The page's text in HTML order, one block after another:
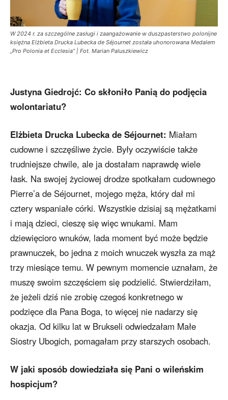
W 2024 r. za szczególne zasługi i zaangażowanie w duszpasterstwo polonijne
księżna Elżbieta Drucka Lubecka de Séjournet została uhonorowana Medalem
„Pro Polonia et Ecclesia” | Fot. Marian Paluszkiewicz
Justyna Giedrojć: Co skłoniło Panią do podjęcia
wolontariatu?
Elżbieta Drucka Lubecka de Séjournet: Miałam
cudowne i szczęśliwe życie. Były oczywiście także
trudniejsze chwile, ale ja dostałam naprawdę wiele
łask. Na swojej życiowej drodze spotkałam cudownego
Pierre’a de Séjournet, mojego męża, który dał mi
cztery wspaniałe córki. Wszystkie dzisiaj są mężatkami
i mają dzieci, cieszę się więc wnukami. Mam
dziewięcioro wnuków, lada moment być może będzie
prawnuczek, bo jedna z moich wnuczek wyszła za mąż
trzy miesiące temu. W pewnym momencie uznałam, że
muszę swoim szczęściem się podzielić. Stwierdziłam,
że jeżeli dziś nie zrobię czegoś konkretnego w
podzięce dla Pana Boga, to więcej nie nadarzy się
okazja. Od kilku lat w Brukseli odwiedzałam Małe
Siostry Ubogich, pomagałam przy starszych osobach.
W jaki sposób dowiedziała się Pani o wileńskim
hospicjum?